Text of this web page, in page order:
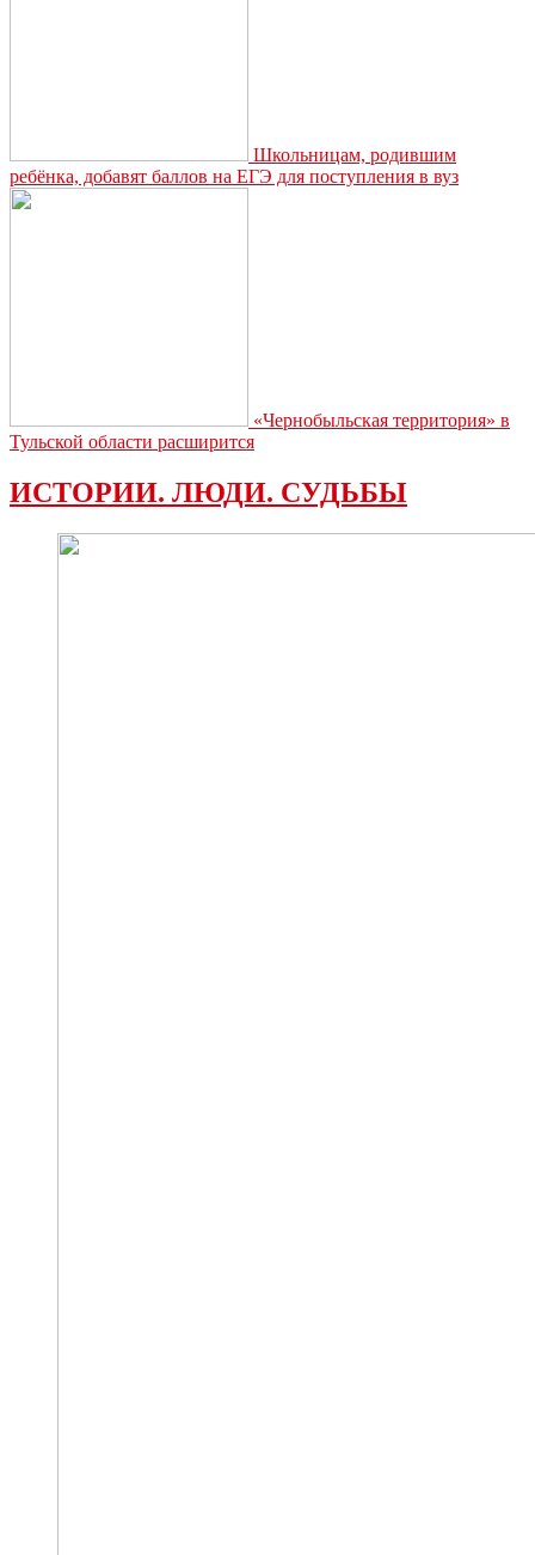
Школьницам, родившим
ребёнка, добавят баллов на ЕГЭ для поступления в вуз
«Чернобыльская территория» в
Тульской области расширится
ИСТОРИИ. ЛЮДИ. СУДЬБЫ